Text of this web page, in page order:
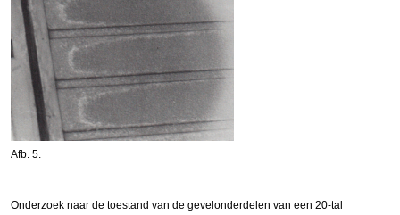
Afb. 5.
Onderzoek naar de toestand van de gevelonderdelen van een 20-tal